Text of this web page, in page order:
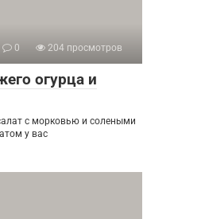
0 204 просмотров
огурца и
с морковью и солеными
у вас